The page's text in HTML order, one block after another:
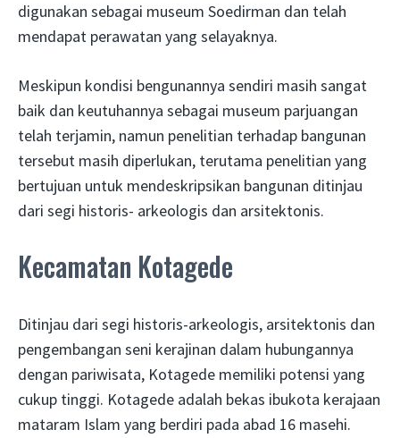
digunakan sebagai museum Soedirman dan telah
mendapat perawatan yang selayaknya.
Meskipun kondisi bengunannya sendiri masih sangat
baik dan keutuhannya sebagai museum parjuangan
telah terjamin, namun penelitian terhadap bangunan
tersebut masih diperlukan, terutama penelitian yang
bertujuan untuk mendeskripsikan bangunan ditinjau
dari segi historis- arkeologis dan arsitektonis.
Kecamatan Kotagede
Ditinjau dari segi historis-arkeologis, arsitektonis dan
pengembangan seni kerajinan dalam hubungannya
dengan pariwisata, Kotagede memiliki potensi yang
cukup tinggi. Kotagede adalah bekas ibukota kerajaan
mataram Islam yang berdiri pada abad 16 masehi.